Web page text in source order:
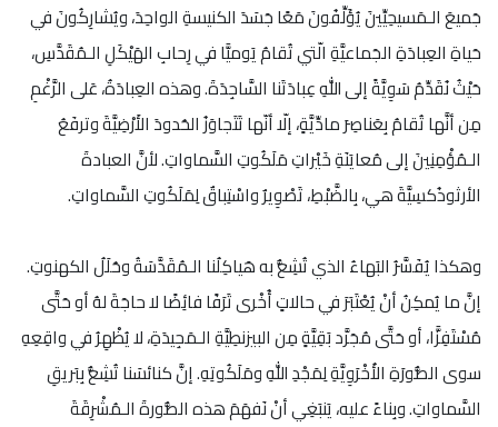
جَميعَ الـمَسيحِيِّينَ يُؤَلِّفُونَ مَعًا جَسَدَ الكنيسةِ الواحِدَ، ويُشارِكُونَ في
حَياةِ العِبادَةِ الجَماعيَّةِ الّتي تُقامُ يَوميًّا في رِحابِ الهَيْكَلِ الـمُقَدَّسِ،
حَيْثُ نُقَدِّمُ سَوِيَّةً إلى اللهِ عِبادَتَنا السَّاجِدَةَ. وهذه العِبادَةُ، عَلى الرَّغْمِ
مِن أنَّها تُقامُ بِعَناصِرَ مادِّيَّةٍ، إلّا أنّها تَتَجاوَزُ الحُدودَ الأَرْضِيَّةَ وترفَعُ
الـمُؤْمِنِينَ إلى مُعايَنَةِ خَيْراتِ مَلَكُوتِ السَّماواتِ. لأنَّ العبادةَ
الأرثوذُكسِيَّةَ هي، بِالضَّبْطِ، تَصْوِيرٌ واسْتِباقٌ لِمَلَكُوتِ السَّماواتِ.
وهكذا يُفَسَّرُ البَهاءُ الذي تُشِعُّ به هَياكِلُنا الـمُقَدَّسَةُ وحُلَلُ الكهنوتِ.
إنَّ ما يُمكِنُ أنْ يُعْتَبَرَ في حالاتٍ أُخْرى تَرَفًا فائِضًا لا حاجَةَ لهُ أو حَتَّى
مُسْتَفِزًّا، أو حَتَّى مُجَرَّد بَقِيَّةٍ مِن البيزنطِيَّةِ الـمَجِيدَةِ، لا يُظْهِرُ في واقِعِهِ
سوى الصُّورَةِ الأُخْرَوِيَّةِ لِمَجْدِ اللهِ ومَلَكُوتِهِ. إنَّ كنائسَنا تُشِعُّ بِبَريقِ
السَّماواتِ. وبِناءً عليه، يَنبَغِي أنْ نَفهَمَ هذه الصُّورةَ الـمُشْرِقَةَ